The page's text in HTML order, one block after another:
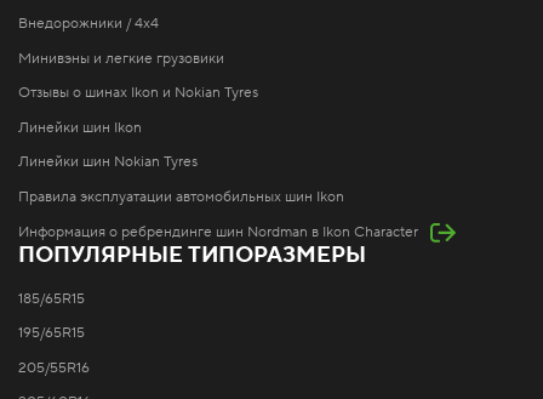
Внедорожники / 4x4
Минивэны и легкие грузовики
Отзывы о шинах Ikon и Nokian Tyres
Линейки шин Ikon
Линейки шин Nokian Tyres
Правила эксплуатации автомобильных шин Ikon
Информация о ребрендинге шин Nordman в Ikon Character
ПОПУЛЯРНЫЕ ТИПОРАЗМЕРЫ
185/65R15
195/65R15
205/55R16